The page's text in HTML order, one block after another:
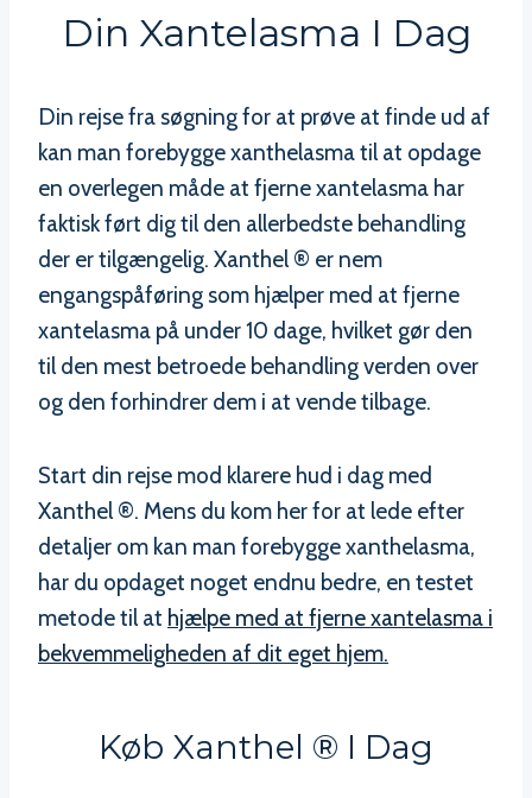
Din Xantelasma I Dag
Din rejse fra søgning for at prøve at finde ud af
kan man forebygge xanthelasma til at opdage
en overlegen måde at fjerne xantelasma har
faktisk ført dig til den allerbedste behandling
der er tilgængelig. Xanthel ® er nem
engangspåføring som hjælper med at fjerne
xantelasma på under 10 dage, hvilket gør den
til den mest betroede behandling verden over
og den forhindrer dem i at vende tilbage.
Start din rejse mod klarere hud i dag med
Xanthel ®. Mens du kom her for at lede efter
detaljer om kan man forebygge xanthelasma,
har du opdaget noget endnu bedre, en testet
metode til at hjælpe med at fjerne xantelasma i
bekvemmeligheden af dit eget hjem.
Køb Xanthel ® I Dag